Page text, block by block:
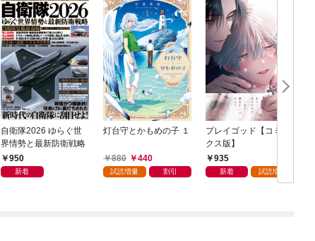
自衛隊2026 ゆらぐ世
界情勢と最新防衛戦略
950
新着
灯台守とかもめの子 １
880 440
試読増量 割引
プレイゴッド【コミッ
クス版】
935
新着 試読増量